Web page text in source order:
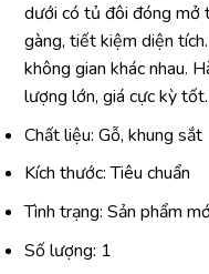
dưới có tủ đôi đóng mở
gàng, tiết kiệm diện
không gian khác nhau.
lượng lớn, giá cực kỳ tốt.
Chất liệu: Gỗ, khung sắt
Kích thước: Tiêu chuẩn
Tình trạng: Sản phẩm
Số lượng: 1